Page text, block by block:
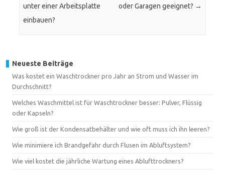
unter einer Arbeitsplatte
einbauen?
oder Garagen geeignet? →
Neueste Beiträge
Was kostet ein Waschtrockner pro Jahr an Strom und Wasser im
Durchschnitt?
Welches Waschmittel ist für Waschtrockner besser: Pulver, Flüssig
oder Kapseln?
Wie groß ist der Kondensatbehälter und wie oft muss ich ihn leeren?
Wie minimiere ich Brandgefahr durch Flusen im Abluftsystem?
Wie viel kostet die jährliche Wartung eines Ablufttrockners?